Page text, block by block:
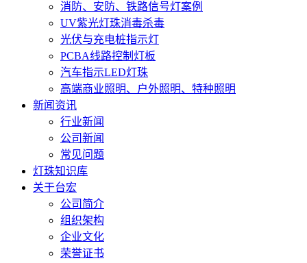
消防、安防、铁路信号灯案例
UV紫光灯珠消毒杀毒
光伏与充电桩指示灯
PCBA线路控制灯板
汽车指示LED灯珠
高端商业照明、户外照明、特种照明
新闻资讯
行业新闻
公司新闻
常见问题
灯珠知识库
关于台宏
公司简介
组织架构
企业文化
荣誉证书